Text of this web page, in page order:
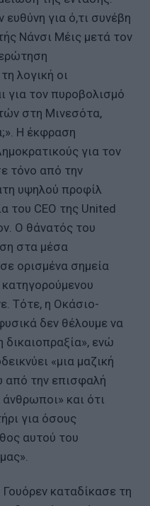
ευθύνη για ό,τι συνέβη
Νάνσι Μέις μετά τον
λογική οι
για τον πυροβολισμό
στη Μινεσότα,
Η έκφραση
για τον
τόνο από την
υψηλού προφίλ
του CEO της United
Ο θάνατός του
στα μέσα
ορισμένα σημεία
Τότε, η Οκάσιο-
δεν θέλουμε να
ενώ
«μια μαζική
από την επισφαλή
και ότι
για όσους
αυτού του
καταδίκασε τη